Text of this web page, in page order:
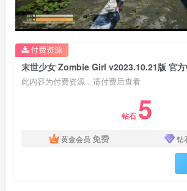
末世少女 Zombie Girl v2023.10.21版 官
此内容为付费资源，请付费后查看
钻石 5
黄金会员 免费 钻
付费资源